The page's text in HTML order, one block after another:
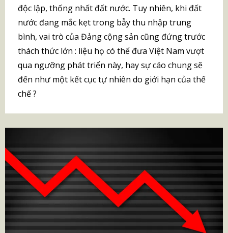
độc lập, thống nhất đất nước. Tuy nhiên, khi đất
nước đang mắc kẹt trong bẫy thu nhập trung
bình, vai trò của Đảng cộng sản cũng đứng trước
thách thức lớn : liệu họ có thể đưa Việt Nam vượt
qua ngưỡng phát triển này, hay sự cáo chung sẽ
đến như một kết cục tự nhiên do giới hạn của thế
chế ?